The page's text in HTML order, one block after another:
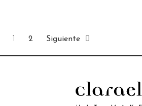
1 2 Siguiente